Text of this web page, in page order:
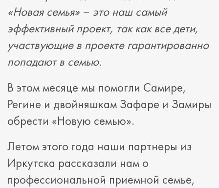
«Новая семья» – это наш самый
эффективный проект, так как все дети,
участвующие в проекте гарантированно
попадают в семью.
В этом месяце мы помогли Самире,
Регине и двойняшкам Зафаре и Замиры
обрести «Новую семью».
Летом этого года наши партнеры из
Иркутска рассказали нам о
профессиональной приемной семье,